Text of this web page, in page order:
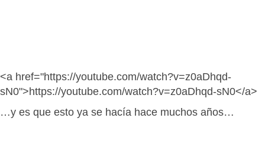
<a href="https://youtube.com/watch?v=z0aDhqd-
sN0">https://youtube.com/watch?v=z0aDhqd-sN0</a>
…y es que esto ya se hacía hace muchos años…